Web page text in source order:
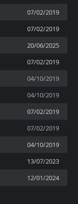
07/02/2019
07/02/2019
20/06/2025
07/02/2019
04/10/2019
04/10/2019
07/02/2019
07/02/2019
04/10/2019
13/07/2023
12/01/2024